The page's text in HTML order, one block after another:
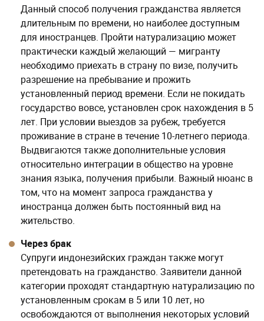
Данный способ получения гражданства является
длительным по времени, но наиболее доступным
для иностранцев. Пройти натурализацию может
практически каждый желающий — мигранту
необходимо приехать в страну по визе, получить
разрешение на пребывание и прожить
установленный период времени. Если не покидать
государство вовсе, установлен срок нахождения в 5
лет. При условии выездов за рубеж, требуется
проживание в стране в течение 10-летнего периода.
Выдвигаются также дополнительные условия
относительно интеграции в общество на уровне
знания языка, получения прибыли. Важный нюанс в
том, что на момент запроса гражданства у
иностранца должен быть постоянный вид на
жительство.
Через брак
Супруги индонезийских граждан также могут
претендовать на гражданство. Заявители данной
категории проходят стандартную натурализацию по
установленным срокам в 5 или 10 лет, но
освобождаются от выполнения некоторых условий